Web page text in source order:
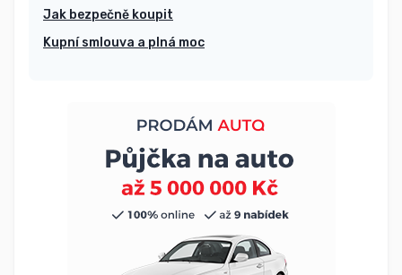
Jak bezpečně koupit
Kupní smlouva a plná moc